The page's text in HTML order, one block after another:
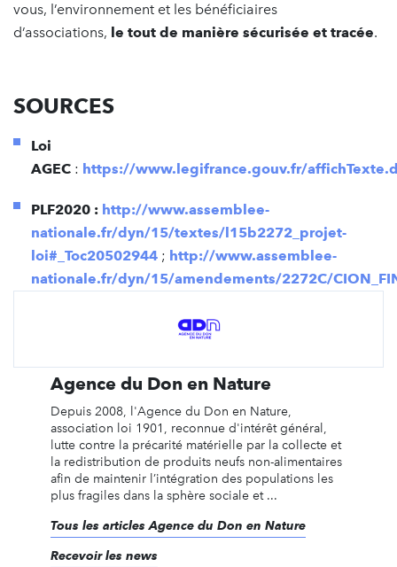
vous, l’environnement et les bénéficiaires
d’associations, le tout de manière sécurisée et tracée.
SOURCES
Loi
AGEC : https://www.legifrance.gouv.fr/
PLF2020 : http://www.assemblee-
nationale.fr/dyn/15/textes/l15b2272_projet-
loi#_Toc20502944 ; http://www.assemblee-
nationale.fr/dyn/15/amendements/2272C/
Agence du Don en Nature
Depuis 2008, l'Agence du Don en Nature,
association loi 1901, reconnue d'intérêt général,
lutte contre la précarité matérielle par la collecte et
la redistribution de produits neufs non-alimentaires
afin de maintenir l’intégration des populations les
plus fragiles dans la sphère sociale et ...
Tous les articles Agence du Don en Nature
Recevoir les news